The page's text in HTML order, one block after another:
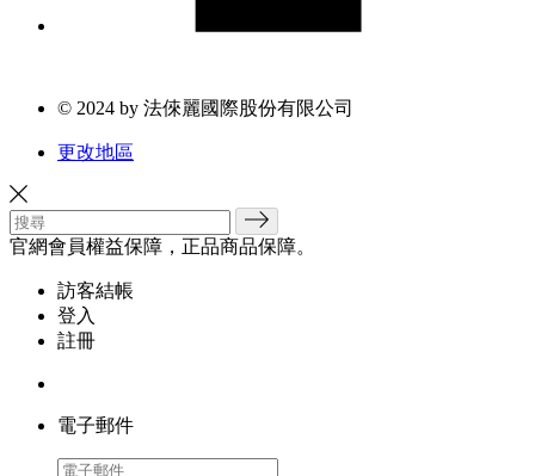
© 2024 by 法倈麗國際股份有限公司
更改地區
官網會員權益保障，正品商品保障。
訪客結帳
登入
註冊
電子郵件